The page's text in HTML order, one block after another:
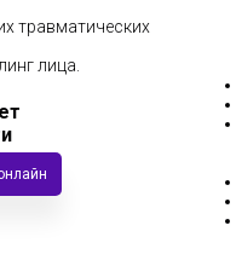
травматических
лица.